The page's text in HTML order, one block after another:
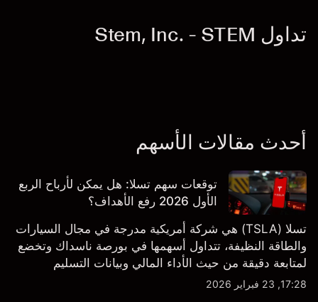
تداول Stem, Inc. - STEM
أحدث مقالات الأسهم
توقعات سهم تسلا: هل يمكن لأرباح الربع
الأول 2026 رفع الأهداف؟
تسلا (TSLA) هي شركة أمريكية مدرجة في مجال السيارات
والطاقة النظيفة، تتداول أسهمها في بورصة ناسداك وتخضع
لمتابعة دقيقة من حيث الأداء المالي وبيانات التسليم
والتطورات في التكنولوجيا والتصنيع. استكشف أهداف أسعار
17:28, 23 فبراير 2026